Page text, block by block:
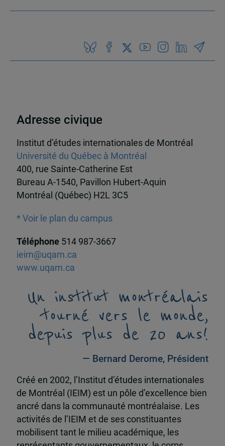
Adresse civique
Institut d’études internationales de Montréal
Université du Québec à Montréal
400, rue Sainte-Catherine Est
Bureau A-1540, Pavillon Hubert-Aquin
Montréal (Québec) H2L 3C5
* Voir le plan du campus
Téléphone 514 987-3667
ieim@uqam.ca
www.uqam.ca
Un institut montréalais
tourné vers le monde,
depuis plus de 20 ans!
— Bernard Derome, Président
Créé en 2002, l’Institut d’études internationales
de Montréal (IEIM) est un pôle d’excellence bien
ancré dans la communauté montréalaise. Les
activités de l’IEIM et de ses constituantes
mobilisent tant le milieu académique, les